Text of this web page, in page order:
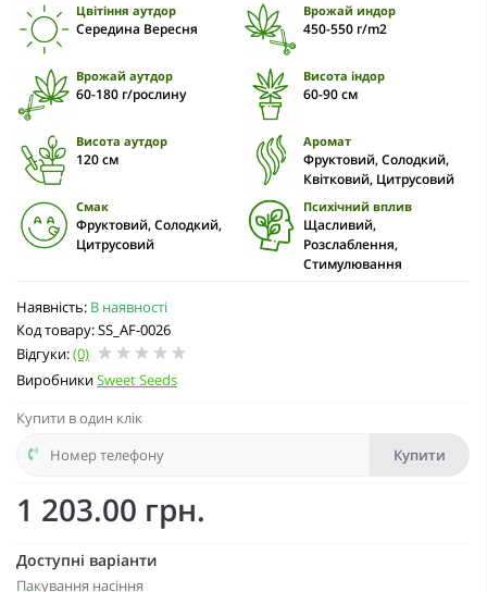
Наявність: В наявності
Код товару: SS_AF-0026
Відгуки:(0)
ВиробникиSweet Seeds
Цвітіння аутдор
Середина Вересня
Врожай индор
450-550 г/m2
Врожай аутдор
60-180 г/рослину
Висота індор
60-90 cм
Висота аутдор
120 см
Аромат
Фруктовий, Солодкий,
Квітковий, Цитрусовий
Смак
Фруктовий, Солодкий,
Цитрусовий
Психічний вплив
Щасливий,
Розслаблення,
Стимулювання
Купити в один клік
Купити
1 203.00 грн.
Доступні варіанти
Пакування насіння